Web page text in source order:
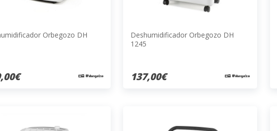
Orbegozo DH
Deshumidificador Orbegozo DH
1245
137,00€